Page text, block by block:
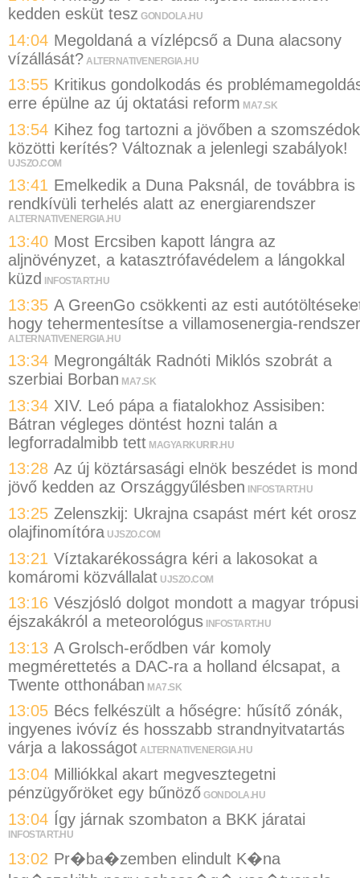
kedden esküt tesz GONDOLA.HU
14:04 Megoldaná a vízlépcső a Duna alacsony
vízállását? ALTERNATIVENERGIA.HU
13:55 Kritikus gondolkodás és
erre épülne az új oktatási reform MA7.SK
13:54 Kihez fog tartozni a jövőben a szomszédok
közötti kerítés? Változnak a jelenlegi szabályok!
UJSZO.COM
13:41 Emelkedik a Duna Paksnál, de továbbra is
rendkívüli terhelés alatt az energiarendszer
ALTERNATIVENERGIA.HU
13:40 Most Ercsiben kapott lángra az
aljnövényzet, a katasztrófavédelem a lángokkal
küzd
INFOSTART.HU
13:35 A GreenGo csökkenti az esti
hogy tehermentesítse a villamosenergia-
ALTERNATIVENERGIA.HU
13:34 Megrongálták Radnóti Miklós szobrát a
szerbiai Borban MA7.SK
13:34 XIV. Leó pápa a fiatalokhoz Assisiben:
Bátran végleges döntést hozni talán a
legforradalmibb tett MAGYARKURIR.HU
13:28 Az új köztársasági elnök beszédet is mond
jövő kedden az Országgyűlésben
INFOSTART.HU
13:25 Zelenszkij: Ukrajna csapást mért két orosz
olajfinomítóra UJSZO.COM
13:21 Víztakarékosságra kéri a lakosokat a
komáromi közvállalat UJSZO.COM
13:16 Vészjósló dolgot mondott a magyar trópusi
éjszakákról a meteorológus INFOSTART.HU
13:13 A Grolsch-erődben vár komoly
megmérettetés a DAC-ra a holland élcsapat, a
Twente otthonában MA7.SK
13:05 Bécs felkészült a hőségre: hűsítő zónák,
ingyenes ivóvíz és hosszabb strandnyitvatartás
várja a lakosságot ALTERNATIVENERGIA.HU
13:04 Milliókkal akart megvesztegetni
pénzügyőröket egy bűnöző GONDOLA.HU
13:04 Így járnak szombaton a BKK járatai
INFOSTART.HU
13:02 Pr�ba�zemben elindult K�na